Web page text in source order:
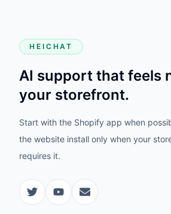
HEICHAT
AI support that feels
your storefront.
Start with the Shopify app when
the website install only when your
requires it.